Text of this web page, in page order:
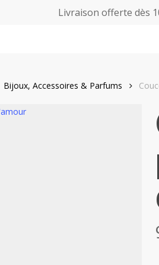
Livraison offerte dès
Bijoux, Accessoires & Parfums